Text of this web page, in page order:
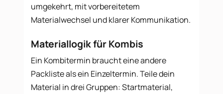
umgekehrt, mit vorbereitetem
Materialwechsel und klarer Kommunikation.
Materiallogik für Kombis
Ein Kombitermin braucht eine andere
Packliste als ein Einzeltermin. Teile dein
Material in drei Gruppen: Startmaterial,